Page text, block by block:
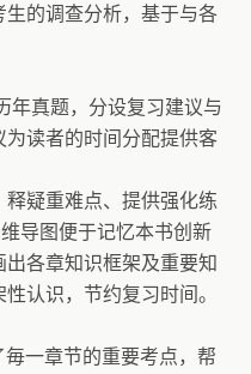
的调查分析，基于与各
年真题，分设复习建议与
读者的时间分配提供客
疑重难点、提供强化练
导图便于记忆本书创新
各章知识框架及重要知
认识，节约复习时间。
毎一章节的重要考点，帮